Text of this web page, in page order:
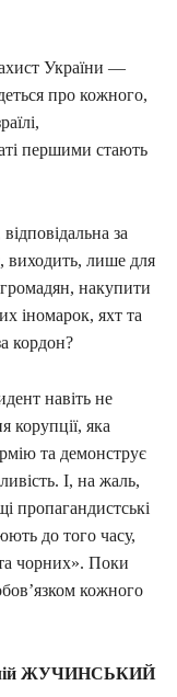
України —
про кожного,
першими стають
за
виходить, лише для
накупити
іномарок, яхт та
кордон?
навіть не
яка
та демонструє
І, на жаль,
пропагандистські
до того часу,
чорних». Поки
кожного
ЖУЧИНСЬКИЙ